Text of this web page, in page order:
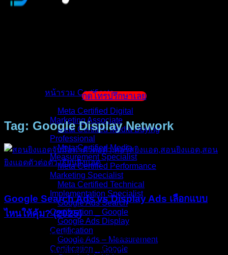
หน้ารวม Certificate
Meta Certified Digital
Marketing Associate
Meta Certified Media Buying
Professional
Meta Certified Media
Measurement Specialist
Meta Certified Performance
Marketing Specialist
Meta Certified Technical
Implementation Specialist
Google Ads Search
Certification _ Google
Google Ads Display
Certification
Google Ads – Measurement
Certification _ Google
กดโทรปรึกษาเลย
Tag: Google Display Network
Google Search Ads vs Display Ads เลือกแบบ
ไหนให้คุ้ม? (2025)
เคยมีคำถามนี้ในใจไหมครับ? “มีงบจำกัด… จะเลือกยิงแอด
Google แบบไหนดีให้คุ้มเงินที่สุด?” หลายคนเข้าใจผิดว่า